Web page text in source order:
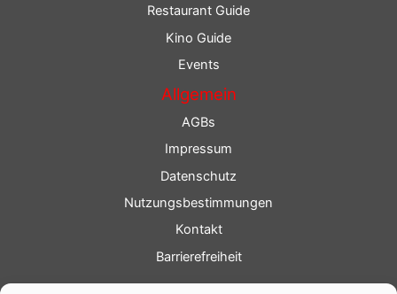
Restaurant Guide
Kino Guide
Events
Allgemein
AGBs
Impressum
Datenschutz
Nutzungsbestimmungen
Kontakt
Barrierefreiheit